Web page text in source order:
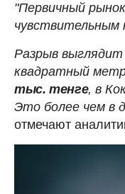
"Первичный
чувствительным
Разрыв
квадратный
тыс. тенге, в
Это более чем в
отмечают